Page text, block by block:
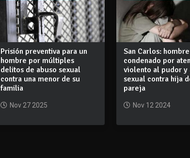
Prisión preventiva para un
hombre por múltiples
delitos de abuso sexual
contra una menor de su
familia
Nov 27 2025
San Carlos: hombre
condenado por
violento al pudor y
sexual contra hija
pareja
Nov 12 2024